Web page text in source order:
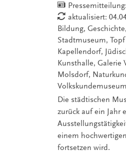
Pressemitteilung:
aktualisiert:
Bildung,
Stadtmuseum,
Kapellendorf,
Kunsthalle, Galerie
Molsdorf,
Die städtischen
zurück auf ein Jahr
einem
fortsetzen wird.